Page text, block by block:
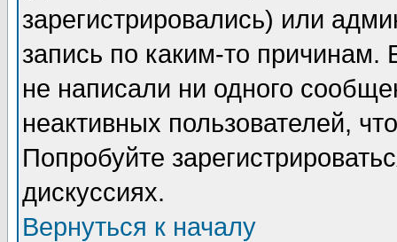
зарегистрировались) или
запись по каким-то
не написали ни одного
неактивных пользователей,
Попробуйте
дискуссиях.
Вернуться к началу